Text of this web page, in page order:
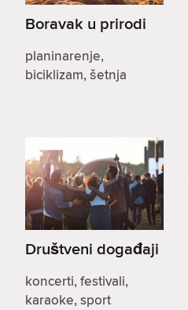
Boravak u prirodi
planinarenje,
biciklizam, šetnja
Društveni događaji
koncerti, festivali,
karaoke, sport